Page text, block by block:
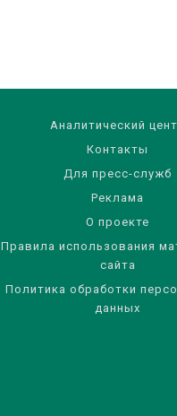
Аналитический
Контакты
Для пресс-служб
Реклама
О проекте
Правила использования
сайта
Политика обработки
данных